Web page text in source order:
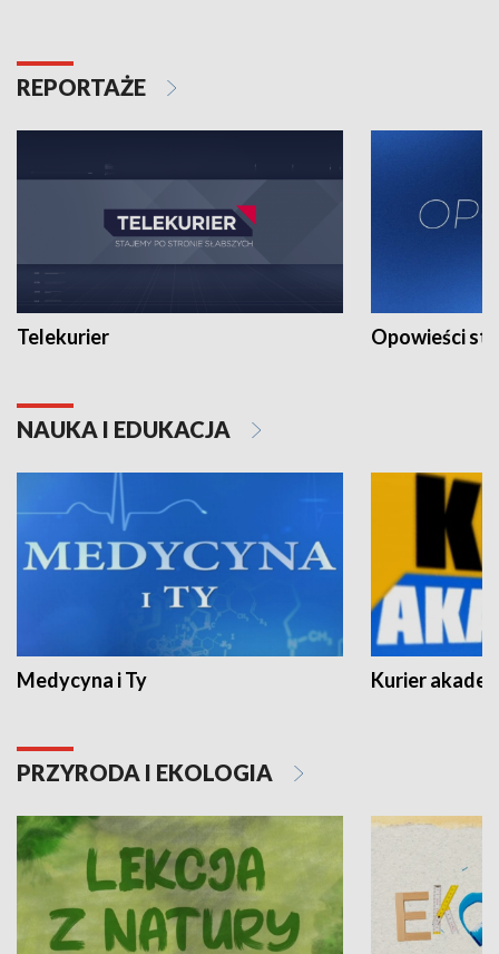
REPORTAŻE
Telekurier Opowieści
NAUKA I EDUKACJA
Medycyna i Ty Kurier
PRZYRODA I EKOLOGIA